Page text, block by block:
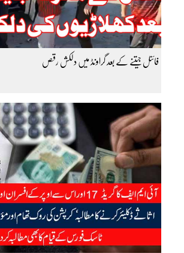
فائنل جیتنے کے بعد گراونڈ میں دلکش رقص